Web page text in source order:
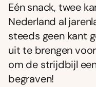
Eén snack, twee
Nederland al
steeds geen kant
uit te brengen
om de strijdbijl
begraven!